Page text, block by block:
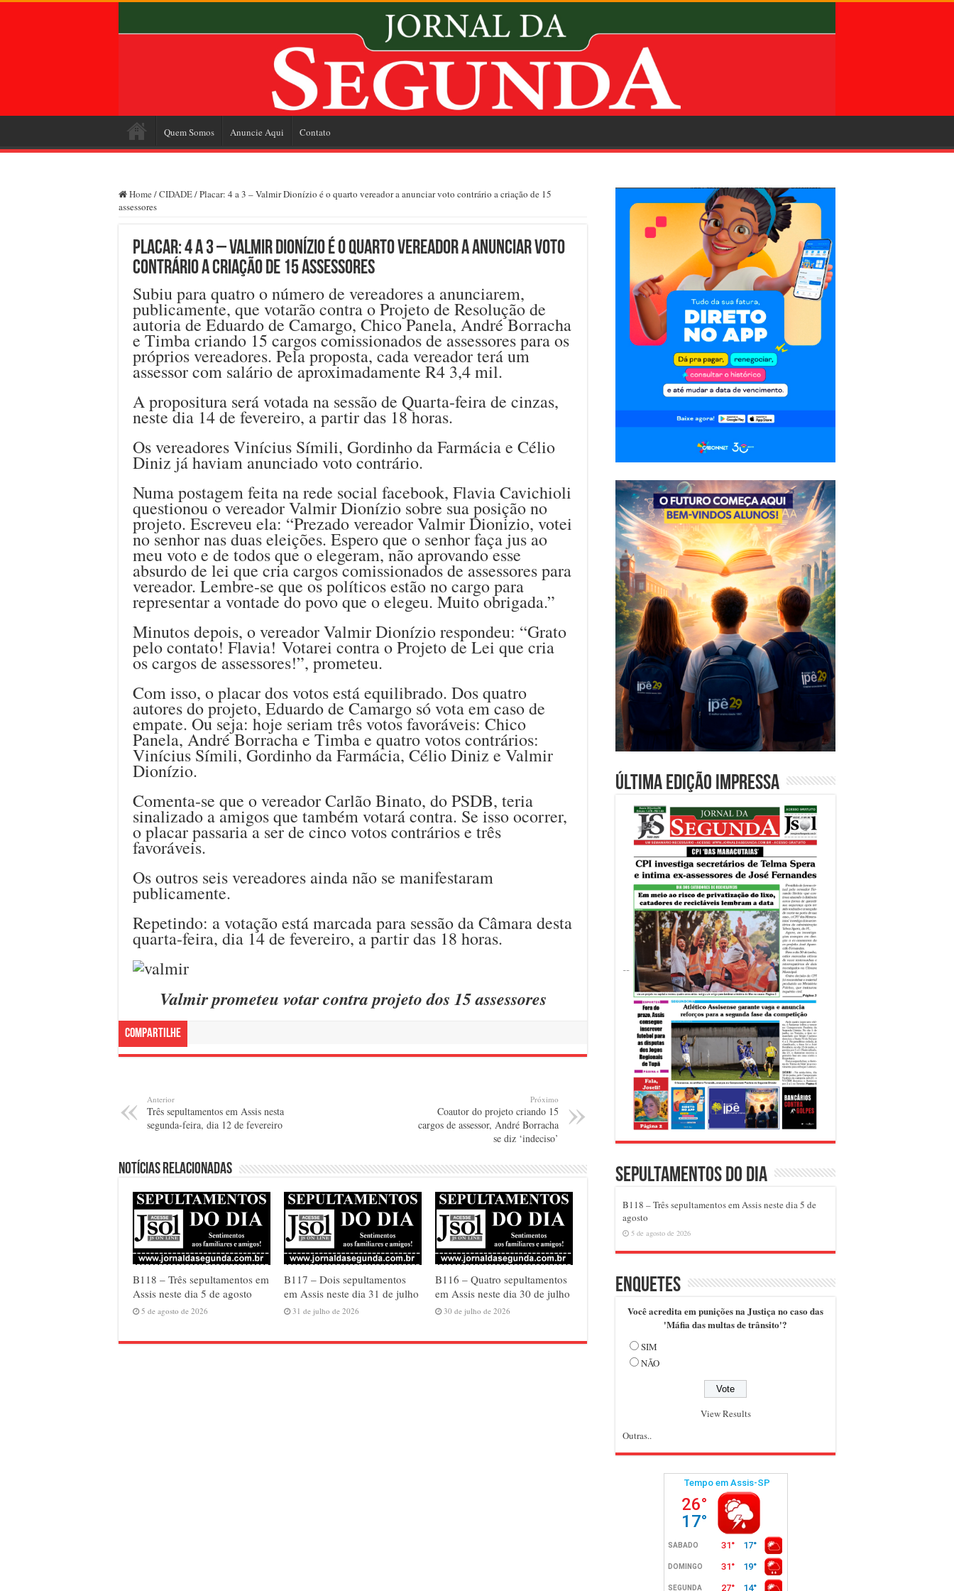
Quem Somos Anuncie Aqui Contato
Home /CIDADE/Placar: 4 a 3 – Valmir Dionízio é o quarto vereador a anunciar voto contrário a criação de 15
assessores
Placar: 4 a 3 – Valmir Dionízio é o quarto vereador a anunciar voto
contrário a criação de 15 assessores
Subiu para quatro o número de vereadores a anunciarem,
publicamente, que votarão contra o Projeto de Resolução de
autoria de Eduardo de Camargo, Chico Panela, André Borracha
e Timba criando 15 cargos comissionados de assessores para os
próprios vereadores. Pela proposta, cada vereador terá um
assessor com salário de aproximadamente R4 3,4 mil.
A propositura será votada na sessão de Quarta-feira de cinzas,
neste dia 14 de fevereiro, a partir das 18 horas.
Os vereadores Vinícius Símili, Gordinho da Farmácia e Célio
Diniz já haviam anunciado voto contrário.
Numa postagem feita na rede social facebook, Flavia Cavichioli
questionou o vereador Valmir Dionízio sobre sua posição no
projeto. Escreveu ela: “Prezado vereador Valmir Dionizio, votei
no senhor nas duas eleições. Espero que o senhor faça jus ao
meu voto e de todos que o elegeram, não aprovando esse
absurdo de lei que cria cargos comissionados de assessores para
vereador. Lembre-se que os políticos estão no cargo para
representar a vontade do povo que o elegeu. Muito obrigada.”
Minutos depois, o vereador Valmir Dionízio respondeu: “Grato
pelo contato! Flavia! Votarei contra o Projeto de Lei que cria
os cargos de assessores!”, prometeu.
Com isso, o placar dos votos está equilibrado. Dos quatro
autores do projeto, Eduardo de Camargo só vota em caso de
empate. Ou seja: hoje seriam três votos favoráveis: Chico
Panela, André Borracha e Timba e quatro votos contrários:
Vinícius Símili, Gordinho da Farmácia, Célio Diniz e Valmir
Dionízio.
Comenta-se que o vereador Carlão Binato, do PSDB, teria
sinalizado a amigos que também votará contra. Se isso ocorrer,
o placar passaria a ser de cinco votos contrários e três
favoráveis.
Os outros seis vereadores ainda não se manifestaram
publicamente.
Repetindo: a votação está marcada para sessão da Câmara desta
quarta-feira, dia 14 de fevereiro, a partir das 18 horas.
Valmir prometeu votar contra projeto dos 15 assessores
Compartilhe
Anterior
Três sepultamentos em Assis nesta
segunda-feira, dia 12 de fevereiro
Próximo
Coautor do projeto criando 15
cargos de assessor, André Borracha
se diz ‘indeciso’
Notícias relacionadas
B118 – Três sepultamentos em
Assis neste dia 5 de agosto
5 de agosto de 2026
B117 – Dois sepultamentos
em Assis neste dia 31 de julho
31 de julho de 2026
B116 – Quatro sepultamentos
em Assis neste dia 30 de julho
30 de julho de 2026
Última edição impressa
Sepultamentos do dia
B118 – Três sepultamentos em Assis neste dia 5 de
agosto
5 de agosto de 2026
Enquetes
Você acredita em punições na Justiça no caso das
'Máfia das multas de trânsito'?
SIM
NÃO
View Results
Outras..